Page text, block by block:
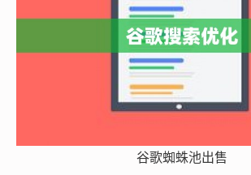
谷歌蜘蛛池出售